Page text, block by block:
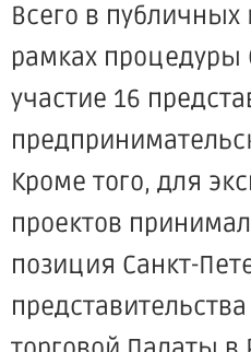
Всего в публичных
рамках процедуры
участие 16
Кроме того, для
проектов
позиция Санкт-